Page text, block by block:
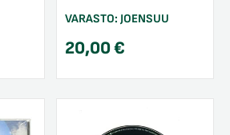
VARASTO: JOENSUU
20,00€